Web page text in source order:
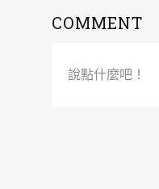
COMMENT
說點什麼吧！